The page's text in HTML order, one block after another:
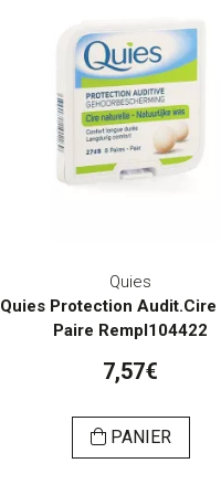
Quies
Quies Protection Audit.Cire
Paire Rempl104422
7,57€
PANIER